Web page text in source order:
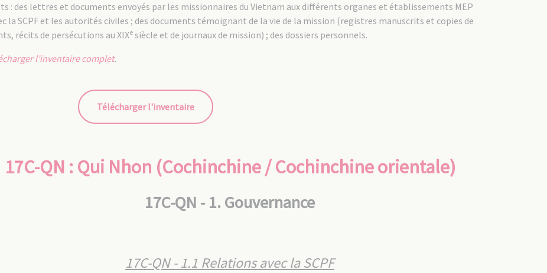
: des lettres et documents envoyés par les missionnaires du Vietnam aux différents organes et établissements MEP
la SCPF et les autorités civiles ; des documents témoignant de la vie de la mission (registres manuscrits et copies de
récits de persécutions au XIXesiècle et de journaux de mission) ; des dossiers personnels.
l’inventaire complet.
Télécharger l'inventaire
17C-QN : Qui Nhon (Cochinchine / Cochinchine orientale)
17C-QN - 1. Gouvernance
17C-QN - 1.1 Relations avec la SCPF